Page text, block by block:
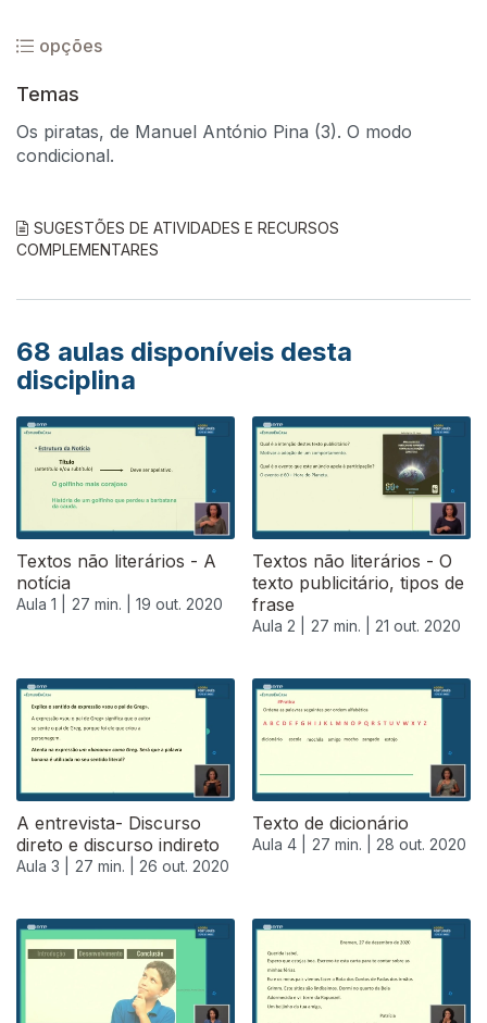
opções
Temas
Os piratas, de Manuel António Pina (3). O modo
condicional.
SUGESTÕES DE ATIVIDADES E RECURSOS
COMPLEMENTARES
68 aulas disponíveis desta
disciplina
Textos não literários - A
notícia
Aula 1 | 27 min. | 19 out. 2020
Textos não literários - O
texto publicitário, tipos de
frase
Aula 2 | 27 min. | 21 out. 2020
A entrevista- Discurso
direto e discurso indireto
Aula 3 | 27 min. | 26 out. 2020
Texto de dicionário
Aula 4 | 27 min. | 28 out. 2020